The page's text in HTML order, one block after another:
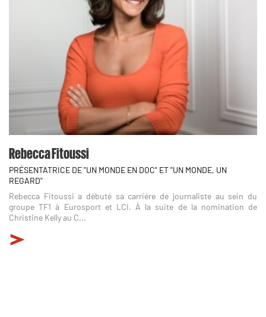
Rebecca Fitoussi
PRÉSENTATRICE DE "UN MONDE EN DOC" ET "UN MONDE, UN
REGARD"
Rebecca Fitoussi a débuté sa carrière de journaliste au sein du
groupe TF1 à Eurosport et LCI. À la suite de la nomination de
Christine Kelly au C...